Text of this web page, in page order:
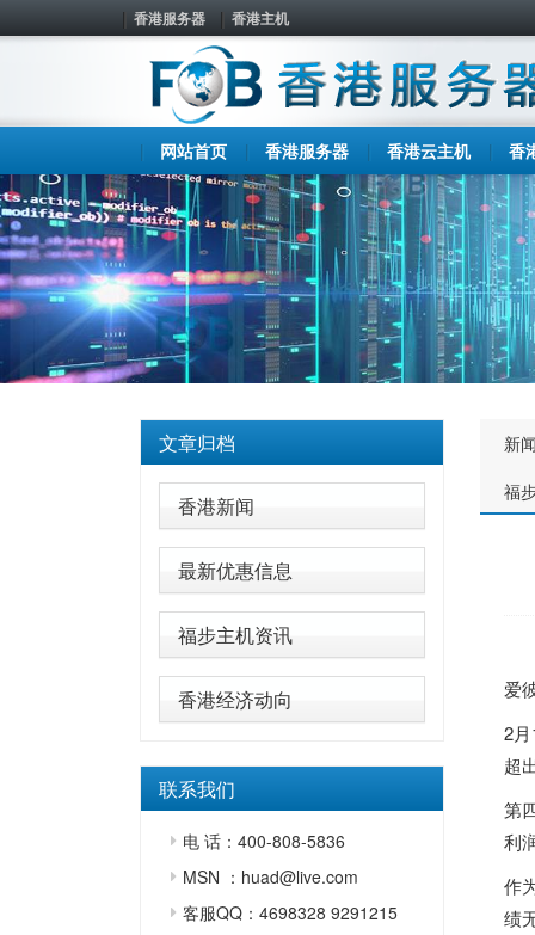
香港服务器 香港主机
网站首页 香港服务器 香港云主机 香
文章归档
香港新闻
最新优惠信息
福步主机资讯
香港经济动向
联系我们
电 话：400-808-5836
MSN ：huad@live.com
客服QQ：4698328 9291215
新
福
爱
2
超
第
利
作
绩